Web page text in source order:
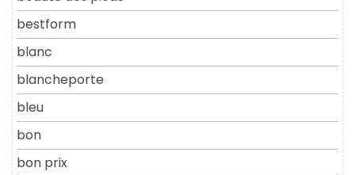
bestform
blanc
blancheporte
bleu
bon
bon prix